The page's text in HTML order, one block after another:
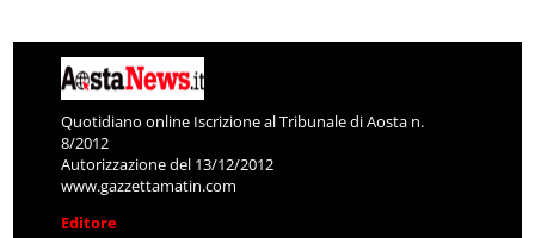
Quotidiano online Iscrizione al Tribunale di Aosta n.
8/2012
Autorizzazione del 13/12/2012
www.gazzettamatin.com
Editore